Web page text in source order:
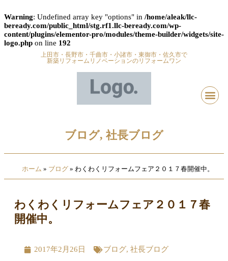
Warning: Undefined array key "options" in /home/aleak/llc-
beready.com/public_html/stg.rf1.llc-beready.com/wp-
content/plugins/elementor-pro/modules/theme-builder/widgets/site-
logo.php on line 192
上田市・長野市・千曲市・小諸市・東御市・佐久市で
新築リフォームリノベーションのリフォームワン
ブログ, 社長ブログ
ホーム » ブログ » わくわくリフォームフェア２０１７春開催中。
わくわくリフォームフェア２０１７春
開催中。
2017年2月26日 ブログ, 社長ブログ